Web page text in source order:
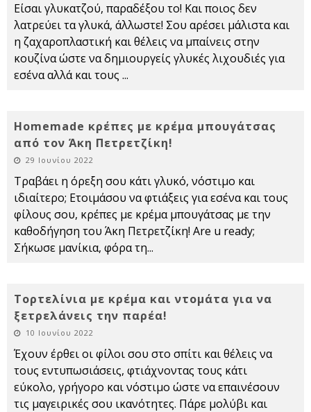
Είσαι γλυκατζού, παραδέξου το! Και ποιος δεν
λατρεύει τα γλυκά, άλλωστε! Σου αρέσει μάλιστα και
η ζαχαροπλαστική και θέλεις να μπαίνεις στην
κουζίνα ώστε να δημιουργείς γλυκές λιχουδιές για
εσένα αλλά και τους ...
Homemade κρέπες με κρέμα μπουγάτσας
από τον Άκη Πετρετζίκη!
29 Ιουνίου 2022
Τραβάει η όρεξη σου κάτι γλυκό, νόστιμο και
ιδιαίτερο; Ετοιμάσου να φτιάξεις για εσένα και τους
φίλους σου, κρέπες με κρέμα μπουγάτσας με την
καθοδήγηση του Άκη Πετρετζίκη! Are u ready;
Σήκωσε μανίκια, φόρα τη...
Τορτελίνια με κρέμα και ντομάτα για να
ξετρελάνεις την παρέα!
10 Ιουνίου 2022
Έχουν έρθει οι φίλοι σου στο σπίτι και θέλεις να
τους εντυπωσιάσεις, φτιάχνοντας τους κάτι
εύκολο, γρήγορο και νόστιμο ώστε να επαινέσουν
τις μαγειρικές σου ικανότητες. Πάρε μολύβι και